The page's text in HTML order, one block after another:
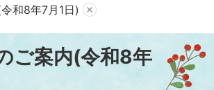
和8年7月1日)
ご案内(令和8年